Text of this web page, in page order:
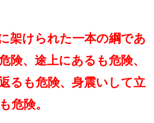
架けられた一本の綱であ
険、途上にあるも危険、
るも危険、身震いして立
危険。